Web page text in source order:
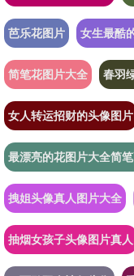
芭乐花图片 女生最酷
简笔花图片大全 春羽
女人转运招财的头像图片
最漂亮的花图片大全简
拽姐头像真人图片大全
抽烟女孩子头像图片真人